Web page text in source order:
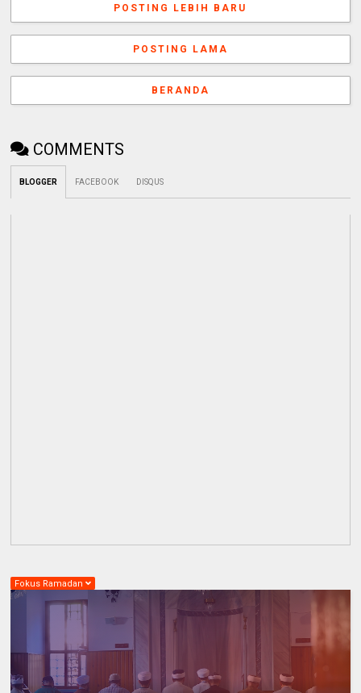
POSTING LEBIH BARU
POSTING LAMA
BERANDA
COMMENTS
BLOGGER FACEBOOK DISQUS
Fokus Ramadan